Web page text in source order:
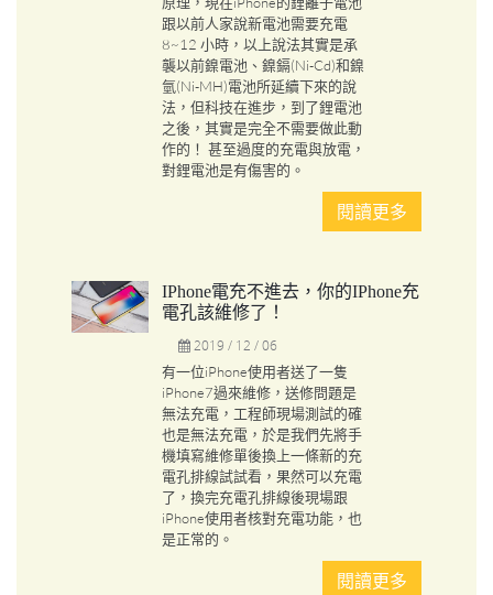
跟以前人家說新電池需要充電
8~12 小時，以上說法其實是承
襲以前鎳電池、鎳鎘(Ni-Cd)和鎳
氫(Ni-MH)電池所延續下來的說
法，但科技在進步，到了鋰電池
之後，其實是完全不需要做此動
作的！ 甚至過度的充電與放電，
對鋰電池是有傷害的。
閱讀更多
IPhone電充不進去，你的iPhone充
電孔該維修了！
2019 / 12 / 06
有一位iPhone使用者送了一隻
iPhone7過來維修，送修問題是
無法充電，工程師現場測試的確
也是無法充電，於是我們先將手
機填寫維修單後換上一條新的充
電孔排線試試看，果然可以充電
了，換完充電孔排線後現場跟
iPhone使用者核對充電功能，也
是正常的。
閱讀更多